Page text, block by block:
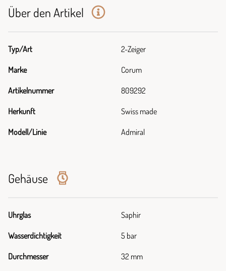
Über den Artikel
Typ/Art 2-Zeiger
Marke Corum
Artikelnummer 809292
Herkunft Swiss made
Modell/Linie Admiral
Gehäuse
Uhrglas Saphir
Wasserdichtigkeit 5 bar
Durchmesser 32 mm